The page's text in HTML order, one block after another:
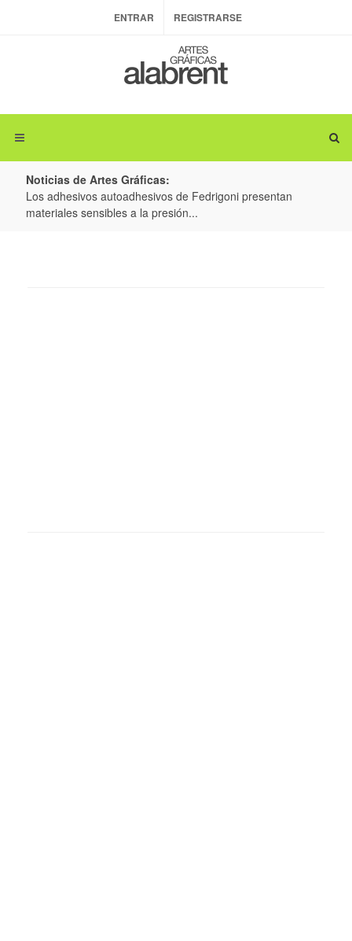
ENTRAR REGISTRARSE
Noticias de Artes Gráficas:
Los adhesivos autoadhesivos de Fedrigoni presentan
materiales sensibles a la presión...